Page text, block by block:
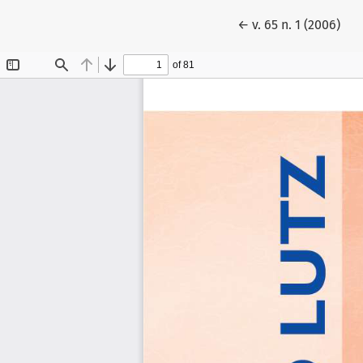
← Voltar aos
v. 65 n. 1 (2006)